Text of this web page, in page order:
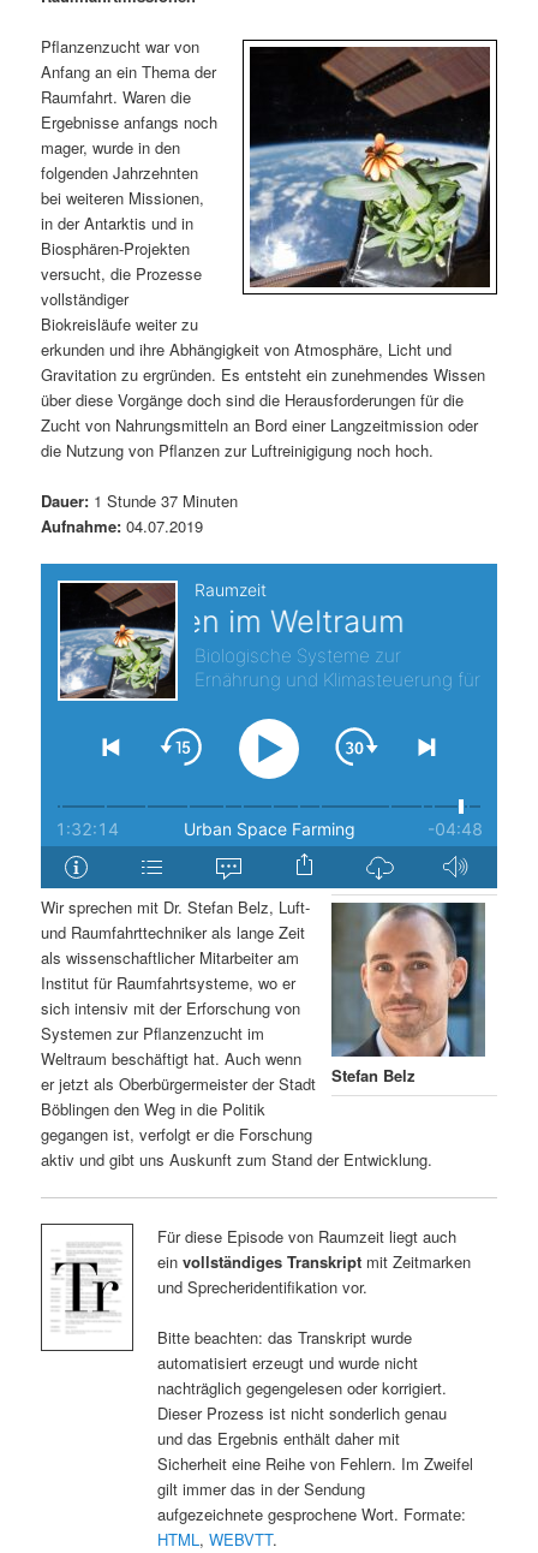
ä
r
e
n
I
n
h
a
t
s
r
g
e
n
n
d
ä
r
e
n
I
n
a
l
s
i
n
g
e
n
n
v
i
g
a
t
i
o
n
Pflanzenzucht war von
Anfang an ein Thema der
Raumfahrt. Waren die
Ergebnisse anfangs noch
mager, wurde in den
folgenden Jahrzehnten
bei weiteren Missionen,
in der Antarktis und in
Biosphären-Projekten
versucht, die Prozesse
vollständiger
Biokreisläufe weiter zu
erkunden und ihre Abhängigkeit von Atmosphäre, Licht und
Gravitation zu ergründen. Es entsteht ein zunehmendes Wissen
über diese Vorgänge doch sind die Herausforderungen für die
Zucht von Nahrungsmitteln an Bord einer Langzeitmission oder
die Nutzung von Pflanzen zur Luftreinigigung noch hoch.
Dauer: 1 Stunde 37 Minuten
Aufnahme: 04.07.2019
Stefan Belz
Wir sprechen mit Dr. Stefan Belz, Luft-
und Raumfahrttechniker als lange Zeit
als wissenschaftlicher Mitarbeiter am
Institut für Raumfahrtsysteme, wo er
sich intensiv mit der Erforschung von
Systemen zur Pflanzenzucht im
Weltraum beschäftigt hat. Auch wenn
er jetzt als Oberbürgermeister der Stadt
Böblingen den Weg in die Politik
gegangen ist, verfolgt er die Forschung
aktiv und gibt uns Auskunft zum Stand der Entwicklung.
Für diese Episode von Raumzeit liegt auch
ein vollständiges Transkriptmit Zeitmarken
und Sprecheridentifikation vor.
Bitte beachten: das Transkript wurde
automatisiert erzeugt und wurde nicht
nachträglich gegengelesen oder korrigiert.
Dieser Prozess ist nicht sonderlich genau
und das Ergebnis enthält daher mit
Sicherheit eine Reihe von Fehlern. Im Zweifel
gilt immer das in der Sendung
aufgezeichnete gesprochene Wort. Formate:
HTML, WEBVTT.